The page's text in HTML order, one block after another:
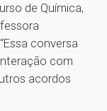
de Química,
conversa
com
acordos